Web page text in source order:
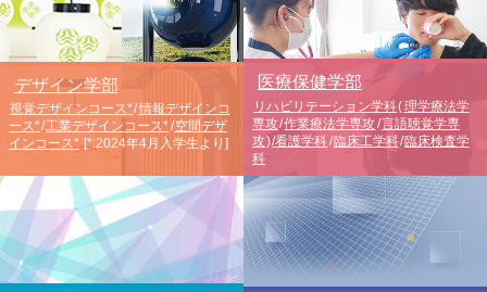
デザイン学部
視覚デザインコース*/情報デザインコ
ース*/工業デザインコース*/空間デザ
インコース* [*:2024年4月入学生より]
医療保健学部
リハビリテーション学科(理学療法学
専攻/作業療法学専攻/言語聴覚学専
攻)/看護学科/臨床工学科/臨床検査学
科